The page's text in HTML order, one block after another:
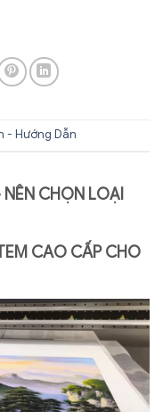
- Hướng Dẫn
CHỌN LOẠI
CAO CẤP CHO